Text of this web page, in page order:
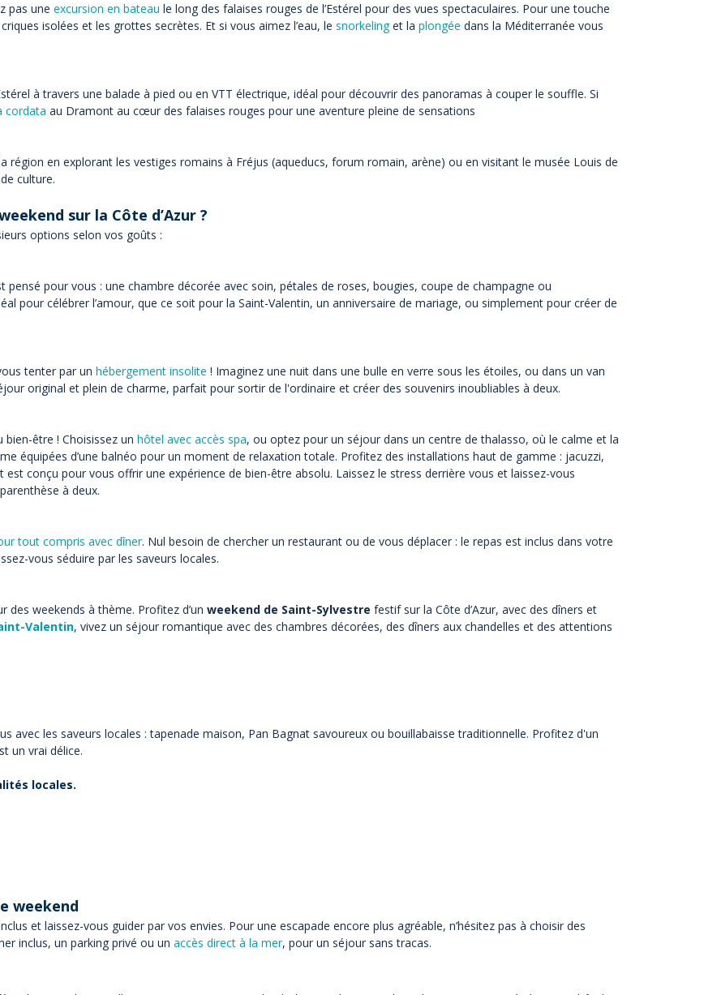
pas une excursion en bateau le long des falaises rouges de l’Estérel pour des vues spectaculaires. Pour une touche
isolées et les grottes secrètes. Et si vous aimez l’eau, le snorkeling et la plongée dans la Méditerranée vous
à travers une balade à pied ou en VTT électrique, idéal pour découvrir des panoramas à couper le souffle. Si
cordata au Dramont au cœur des falaises rouges pour une aventure pleine de sensations
région en explorant les vestiges romains à Fréjus (aqueducs, forum romain, arène) ou en visitant le musée Louis de
culture.
sur la Côte d’Azur ?
options selon vos goûts :
pensé pour vous : une chambre décorée avec soin, pétales de roses, bougies, coupe de champagne ou
pour célébrer l’amour, que ce soit pour la Saint-Valentin, un anniversaire de mariage, ou simplement pour créer de
tenter par un hébergement insolite ! Imaginez une nuit dans une bulle en verre sous les étoiles, ou dans un van
original et plein de charme, parfait pour sortir de l'ordinaire et créer des souvenirs inoubliables à deux.
être ! Choisissez un hôtel avec accès spa, ou optez pour un séjour dans un centre de thalasso, où le calme et la
équipées d’une balnéo pour un moment de relaxation totale. Profitez des installations haut de gamme : jacuzzi,
conçu pour vous offrir une expérience de bien-être absolu. Laissez le stress derrière vous et laissez-vous
à deux.
tout compris avec dîner. Nul besoin de chercher un restaurant ou de vous déplacer : le repas est inclus dans votre
vous séduire par les saveurs locales.
weekends à thème. Profitez d’un weekend de Saint-Sylvestre festif sur la Côte d’Azur, avec des dîners et
Valentin, vivez un séjour romantique avec des chambres décorées, des dîners aux chandelles et des attentions
avec les saveurs locales : tapenade maison, Pan Bagnat savoureux ou bouillabaisse traditionnelle. Profitez d'un
un vrai délice.
locales.
weekend
et laissez-vous guider par vos envies. Pour une escapade encore plus agréable, n’hésitez pas à choisir des
inclus, un parking privé ou un accès direct à la mer, pour un séjour sans tracas.